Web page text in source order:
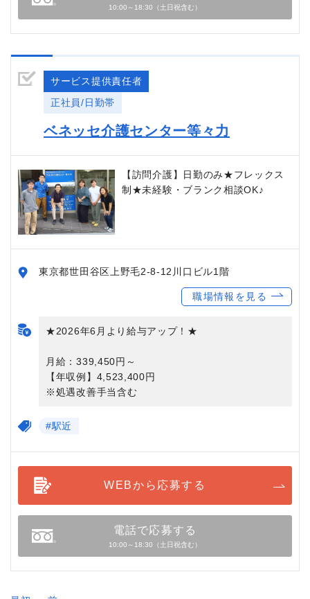
10:00～18:30（土日祝含む）
サービス提供責任者
正社員/日勤帯
ベネッセ介護センター等々力
【訪問介護】日勤のみ★フレックス
制★未経験・ブランク相談OK♪
東京都世田谷区上野毛2-8-12川口ビル1階
職場情報を見る
★2026年6月より給与アップ！★
月給：339,450円～
【年収例】4,523,400円
※処遇改善手当含む
#駅近
WEBから応募する
電話で応募する
10:00～18:30（土日祝含む）